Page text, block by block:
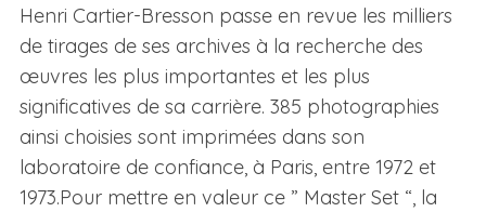
Henri Cartier-Bresson passe en revue les milliers
de tirages de ses archives à la recherche des
œuvres les plus importantes et les plus
significatives de sa carrière. 385 photographies
ainsi choisies sont imprimées dans son
laboratoire de confiance, à Paris, entre 1972 et
1973.Pour mettre en valeur ce ” Master Set “, la